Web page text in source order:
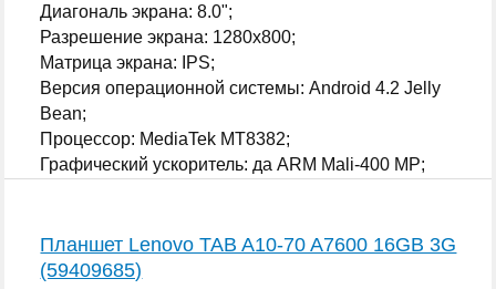
Диагональ экрана: 8.0";
Разрешение экрана: 1280x800;
Матрица экрана: IPS;
Версия операционной системы: Android 4.2 Jelly
Bean;
Процессор: MediaTek MT8382;
Графический ускоритель: да ARM Mali-400 MP;
Планшет Lenovo TAB A10-70 A7600 16GB 3G
(59409685)